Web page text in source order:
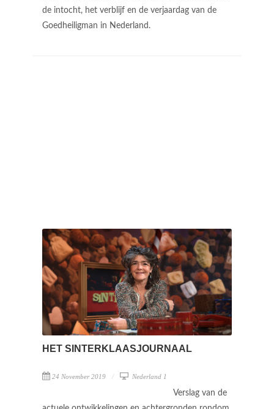
de intocht, het verblijf en de verjaardag van de
Goedheiligman in Nederland.
HET SINTERKLAASJOURNAAL
24 November 2019 Nederland 1
Verslag van de